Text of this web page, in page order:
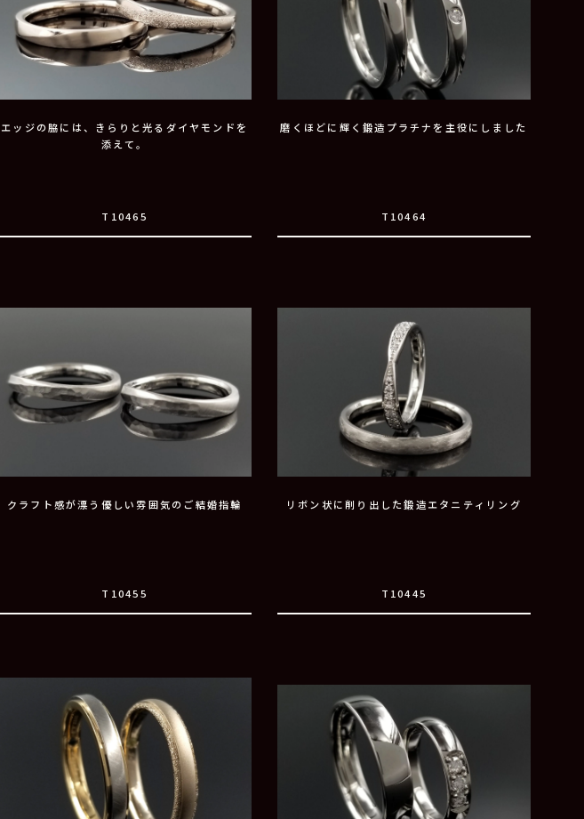
エッジの脇には、きらりと光るダイヤモンドを
添えて。
T10465
磨くほどに輝く鍛造プラチナを主役にしました
T10464
クラフト感が漂う優しい雰囲気のご結婚指輪
T10455
リボン状に削り出した鍛造エタニティリング
T10445